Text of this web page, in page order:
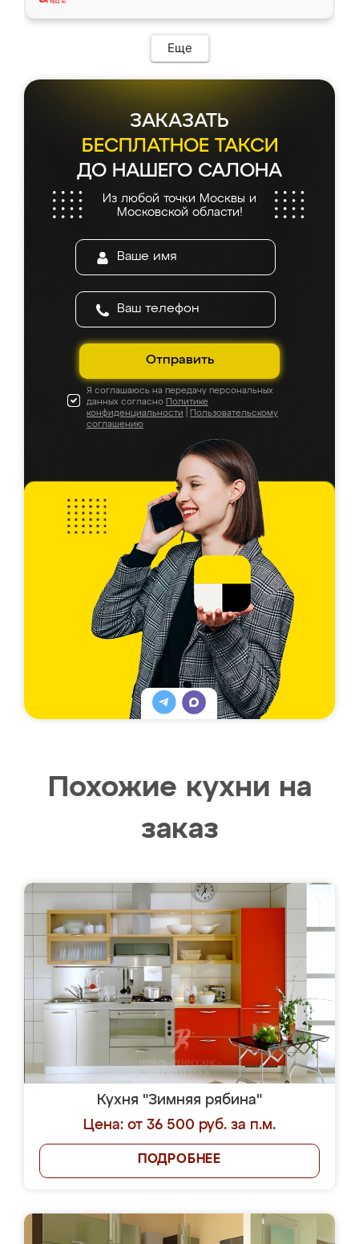
Еще
ЗАКАЗАТЬ
БЕСПЛАТНОЕ ТАКСИ
ДО НАШЕГО САЛОНА
Из любой точки Москвы и
Московской области!
Отправить
Я соглашаюсь на передачу персональных
данных согласно Политике
конфиденциальности
Пользовательскому
соглашению
Похожие кухни на
заказ
Кухня "Зимняя рябина"
Цена: от 36 500 руб. за п.м.
ПОДРОБНЕЕ